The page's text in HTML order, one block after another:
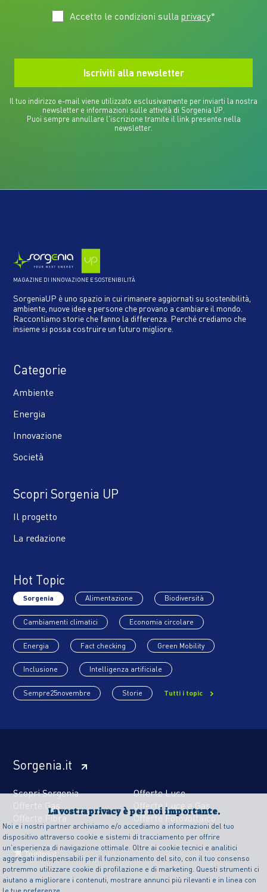
La vostra privacy è per noi importante.
Noi e i nostri partner archiviamo e/o accediamo a informazioni del tuo
dispositivo attraverso cookie e sistemi di tracciamento per offrire
un’esperienza di navigazione ottimale. Oltre ai cookie tecnici e analitici
aggregati indispensabili per il funzionamento del sito, con il tuo consenso
potremmo utilizzare cookie di profilazione e di marketing. Questi strumenti ci
aiutano a migliorare i contenuti, mostrare annunci più rilevanti e in linea con
Accetto le condizioni sulla privacy*
Il tuo indirizzo e-mail viene utilizzato esclusivamente per inviarti la nostra
newsletter e informazioni sulle attività di Sorgenia UP.
Puoi sempre annullare l'iscrizione tramite il link presente nella
newsletter.
MAGAZINE DI INNOVAZIONE E SOSTENIBILITÀ
SorgeniaUP è uno spazio in cui rimanere aggiornati su sostenibilità,
ambiente, nuove idee e persone che provano a cambiare il mondo.
Raccontiamo storie che fanno la differenza. Perché crediamo che
insieme si possa costruire un futuro migliore.
Categorie
Ambiente
Energia
Innovazione
Società
Scopri Sorgenia UP
Il progetto
La redazione
Hot Topic
Sorgenia Alimentazione Biodiversità
Cambiamenti climatici Economia circolare
Energia Fact checking Green Mobility
Inclusione Intelligenza artificiale
Sempre25novembre Storie Tutti i topic
Sorgenia.it
Scopri Sorgenia
Offerte Luce
Offerte Gas
Offerte Luce e Gas
Offerte Fibra
Offerte Fotovoltaico